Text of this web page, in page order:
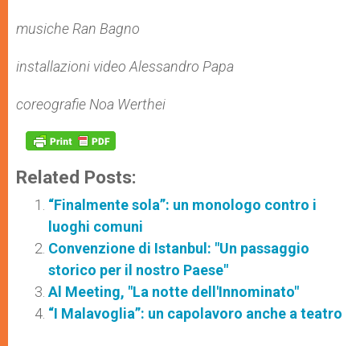
musiche Ran Bagno
installazioni video Alessandro Papa
coreografie Noa Werthei
Related Posts:
“Finalmente sola”: un monologo contro i
luoghi comuni
Convenzione di Istanbul: "Un passaggio
storico per il nostro Paese"
Al Meeting, "La notte dell'Innominato"
“I Malavoglia”: un capolavoro anche a teatro